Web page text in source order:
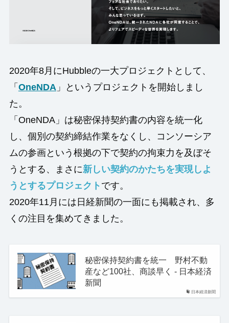
2020年8月にHubbleの一大プロジェクトとして、
「 OneNDA 」というプロジェクトを開始しまし
た。
「OneNDA」は秘密保持契約書の内容を統一化
し、個別の契約締結作業をなくし、コンソーシア
ムの参画という根拠の下で契約の拘束力を及ぼそ
うとする、まさに新しい契約のかたちを実現しよ
うとするプロジェクト です。
2020年11月には日経新聞の一面にも掲載され、多
くの注目を集めてきました。
日本経済新聞
秘密保持契約書を統一 野村不動
産など100社、商談早く - 日本経済
新聞